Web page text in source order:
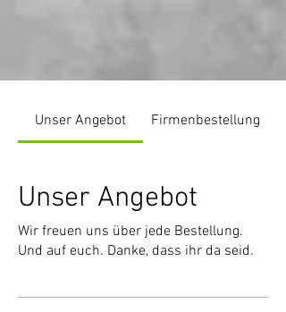
Unser Angebot Firmenbestellung
Unser Angebot
Wir freuen uns über jede Bestellung.
Und auf euch. Danke, dass ihr da seid.